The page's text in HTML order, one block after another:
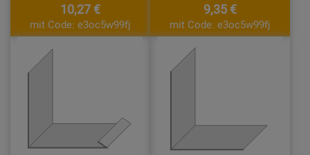
10,27 €
mit Code: e3oc5w99fj
9,35 €
mit Code: e3oc5w99fj